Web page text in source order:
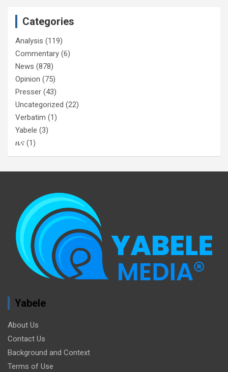
Categories
Analysis (119)
Commentary (6)
News (878)
Opinion (75)
Presser (43)
Uncategorized (22)
Verbatim (1)
Yabele (3)
ዜና (1)
Yabele
About Us
Contact Us
Background and Context
Terms of Use